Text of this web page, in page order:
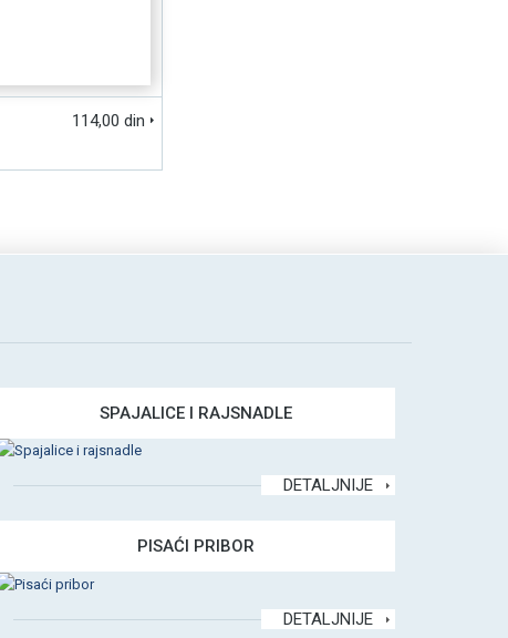
114,00 din
SPAJALICE I RAJSNADLE
DETALJNIJE
PISAĆI PRIBOR
DETALJNIJE